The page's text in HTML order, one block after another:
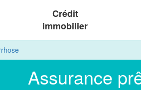
Crédit
immobilier
Assurance